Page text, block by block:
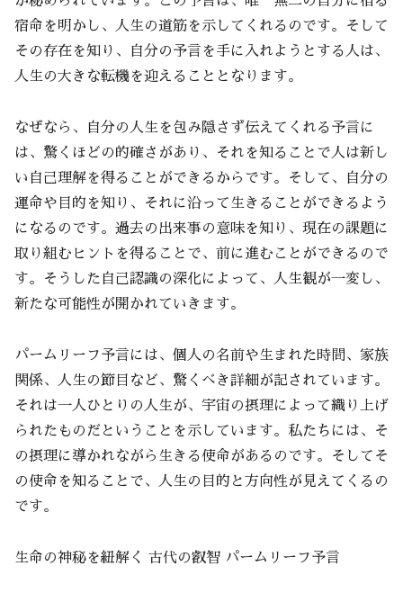
宿命を明かし、人生の道筋を示してくれるのです。そして
その存在を知り、自分の予言を手に入れようとする人は、
人生の大きな転機を迎えることとなります。
なぜなら、自分の人生を包み隠さず伝えてくれる予言に
は、驚くほどの的確さがあり、それを知ることで人は新し
い自己理解を得ることができるからです。そして、自分の
運命や目的を知り、それに沿って生きることができるよう
になるのです。過去の出来事の意味を知り、現在の課題に
取り組むヒントを得ることで、前に進むことができるので
す。そうした自己認識の深化によって、人生観が一変し、
新たな可能性が開かれていきます。
パームリーフ予言には、個人の名前や生まれた時間、家族
関係、人生の節目など、驚くべき詳細が記されています。
それは一人ひとりの人生が、宇宙の摂理によって織り上げ
られたものだということを示しています。私たちには、そ
の摂理に導かれながら生きる使命があるのです。そしてそ
の使命を知ることで、人生の目的と方向性が見えてくるの
です。
生命の神秘を紐解く 古代の叡智 パームリーフ予言